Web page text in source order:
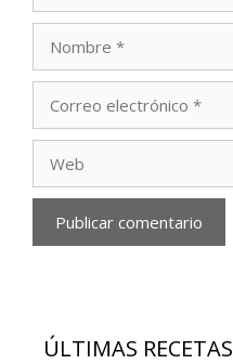
electrónico
ÚLTIMAS RECETAS